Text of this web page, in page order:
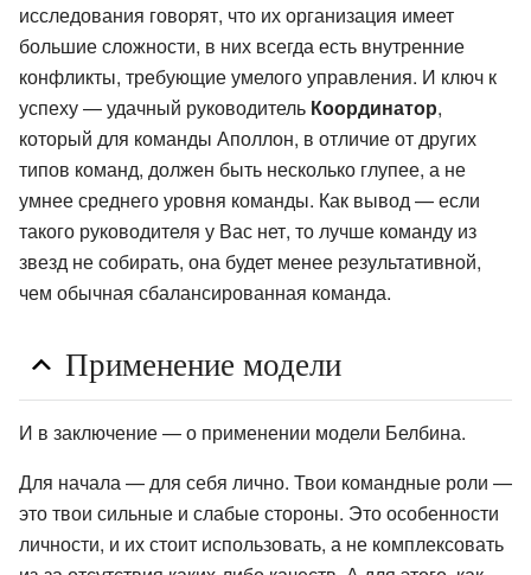
исследования говорят, что их организация имеет
большие сложности, в них всегда есть внутренние
конфликты, требующие умелого управления. И ключ к
успеху — удачный руководитель Координатор,
который для команды Аполлон, в отличие от других
типов команд, должен быть несколько глупее, а не
умнее среднего уровня команды. Как вывод — если
такого руководителя у Вас нет, то лучше команду из
звезд не собирать, она будет менее результативной,
чем обычная сбалансированная команда.
Применение модели
И в заключение — о применении модели Белбина.
Для начала — для себя лично. Твои командные роли —
это твои сильные и слабые стороны. Это особенности
личности, и их стоит использовать, а не комплексовать